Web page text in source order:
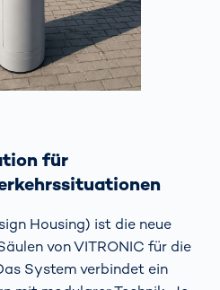
für
Housing) ist die neue
von VITRONIC für die
System verbindet ein